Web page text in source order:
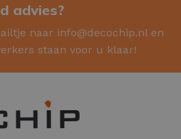
advies?
naar info@decochip.nl en
staan voor u klaar!